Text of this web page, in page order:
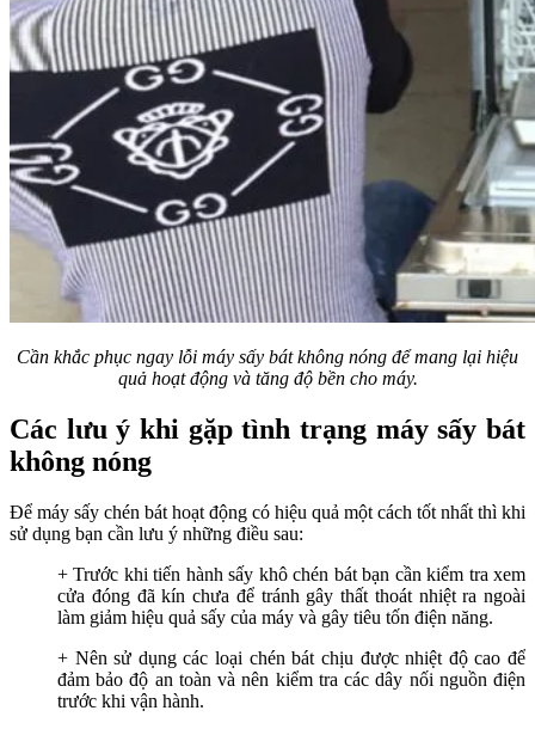
Cần khắc phục ngay lỗi máy sấy bát không nóng để mang lại hiệu
quả hoạt động và tăng độ bền cho máy.
Các lưu ý khi gặp tình trạng máy sấy bát
không nóng
Để máy sấy chén bát hoạt động có hiệu quả một cách tốt nhất thì khi
sử dụng bạn cần lưu ý những điều sau:
+ Trước khi tiến hành sấy khô chén bát bạn cần kiểm tra xem
cửa đóng đã kín chưa để tránh gây thất thoát nhiệt ra ngoài
làm giảm hiệu quả sấy của máy và gây tiêu tốn điện năng.
+ Nên sử dụng các loại chén bát chịu được nhiệt độ cao để
đảm bảo độ an toàn và nên kiểm tra các dây nối nguồn điện
trước khi vận hành.